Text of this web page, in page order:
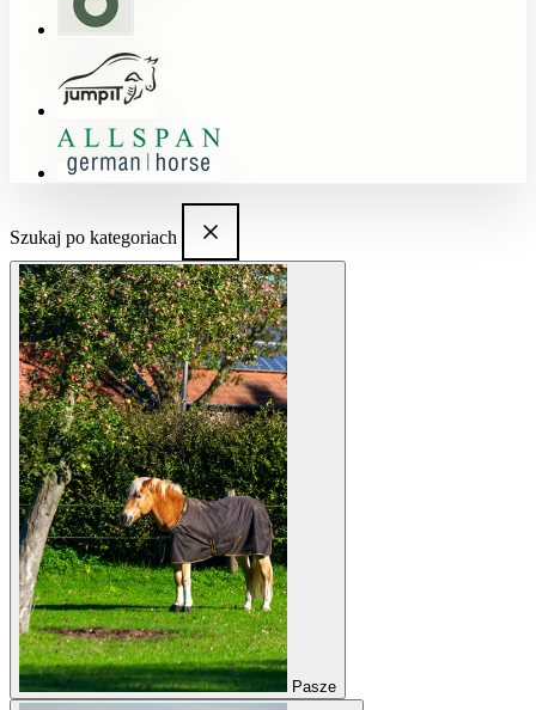
Szukaj po kategoriach
Pasze